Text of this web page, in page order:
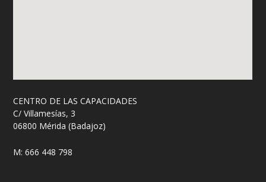
CENTRO DE LAS CAPACIDADES
C/ Villamesías, 3
06800 Mérida (Badajoz)
M: 666 448 798